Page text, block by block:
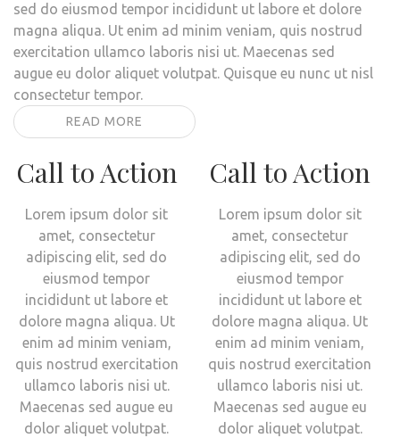
sed do eiusmod tempor incididunt ut labore et dolore
magna aliqua. Ut enim ad minim veniam, quis nostrud
exercitation ullamco laboris nisi ut. Maecenas sed
augue eu dolor aliquet volutpat. Quisque eu nunc ut nisl
consectetur tempor.
READ MORE
Call to Action
Lorem ipsum dolor sit
amet, consectetur
adipiscing elit, sed do
eiusmod tempor
incididunt ut labore et
dolore magna aliqua. Ut
enim ad minim veniam,
quis nostrud exercitation
ullamco laboris nisi ut.
Maecenas sed augue eu
dolor aliquet volutpat.
Call to Action
Lorem ipsum dolor sit
amet, consectetur
adipiscing elit, sed do
eiusmod tempor
incididunt ut labore et
dolore magna aliqua. Ut
enim ad minim veniam,
quis nostrud exercitation
ullamco laboris nisi ut.
Maecenas sed augue eu
dolor aliquet volutpat.